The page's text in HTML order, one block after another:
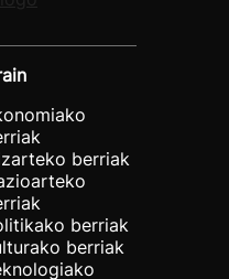
berriak
berriak
berriak